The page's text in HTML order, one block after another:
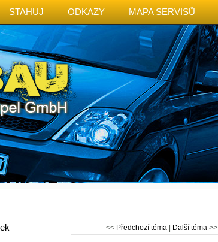
STAHUJ ODKAZY MAPA SERVISŮ
<< Předchozí téma| Další téma>>